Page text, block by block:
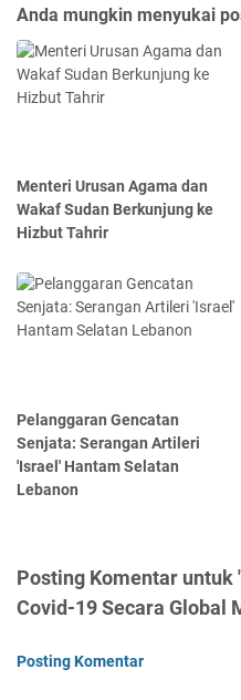
Anda mungkin menyukai
Menteri Urusan Agama dan
Wakaf Sudan Berkunjung ke
Hizbut Tahrir
Pelanggaran Gencatan
Senjata: Serangan Artileri
'Israel' Hantam Selatan
Lebanon
Posting Komentar untuk
Covid-19 Secara Global
Posting Komentar